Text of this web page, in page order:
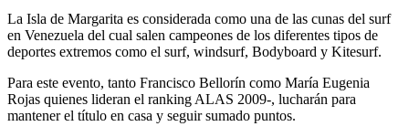
La Isla de Margarita es considerada como una de las cunas del surf
en Venezuela del cual salen campeones de los diferentes tipos de
deportes extremos como el surf, windsurf, Bodyboard y Kitesurf.
Para este evento, tanto Francisco Bellorín como María Eugenia
Rojas quienes lideran el ranking ALAS 2009-, lucharán para
mantener el título en casa y seguir sumado puntos.